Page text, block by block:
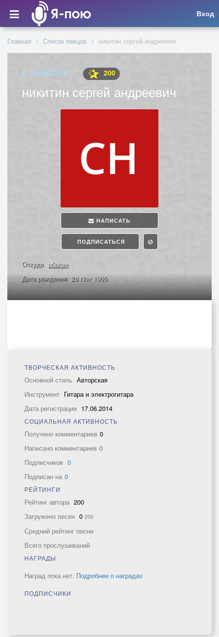
Вход
Главная Список певцов никитин сергей андреевич
ИСПОЛНИТЕЛЬ 200
никитин сергей андреевич
НАПИСАТЬ
ПОДПИСАТЬСЯ
Откуда абакан
Дата рождения 28 Nov 1965
ТВОРЧЕСКАЯ АКТИВНОСТЬ
Основной стиль Авторская
Инструмент Гитара и электрогитара
Дата регистрации 17.06.2014
СОЦИАЛЬНАЯ АКТИВНОСТЬ
Получено комментариев 0
Написано комментариев 0
Подписчиков 0
Подписан на 0
РЕЙТИНГИ
Рейтинг автора 200
Загружено песен 0 200
Средний рейтинг песни
Всего прослушиваний
НАГРАДЫ
Наград пока нет. Подробнее о наградах
ПОДПИСЧИКИ